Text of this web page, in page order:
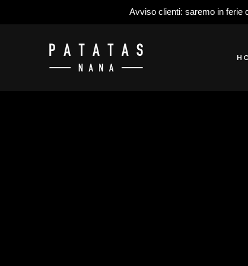
Avviso clienti: saremo in ferie